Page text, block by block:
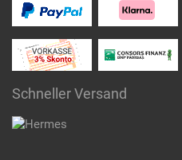
Schneller Versand